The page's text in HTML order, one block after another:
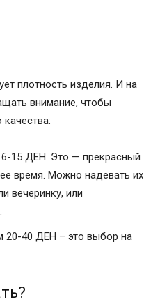
плотность изделия. И на
внимание, чтобы
15 ДЕН. Это — прекрасный
время. Можно надевать их
вечеринку, или
20-40 ДЕН – это выбор на